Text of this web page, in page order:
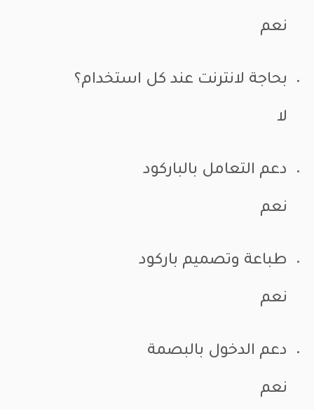
نعم
بحاجة لانترنت عند كل استخدام؟
لا
دعم التعامل بالباركود
نعم
طباعة وتصميم باركود
نعم
دعم الدخول بالبصمة
نعم